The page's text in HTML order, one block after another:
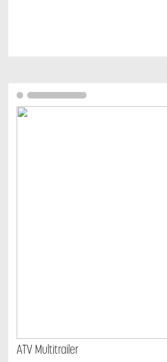
ATV Multitrailer